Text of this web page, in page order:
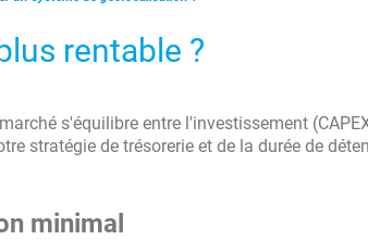
rentable ?
s'équilibre entre l'investissement
stratégie de trésorerie et de la durée de
minimal